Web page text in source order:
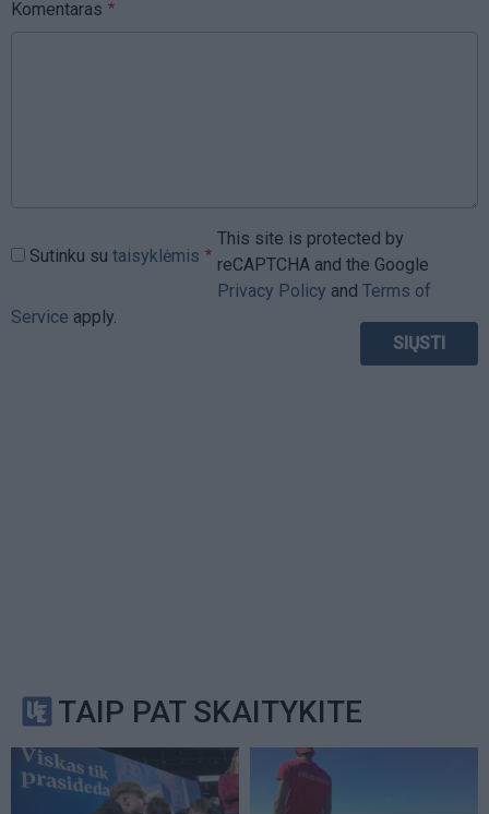
Komentaras
Sutinku su taisyklėmis
This site is protected by
reCAPTCHA and the Google
Privacy Policy and Terms of
Service apply.
TAIP PAT SKAITYKITE